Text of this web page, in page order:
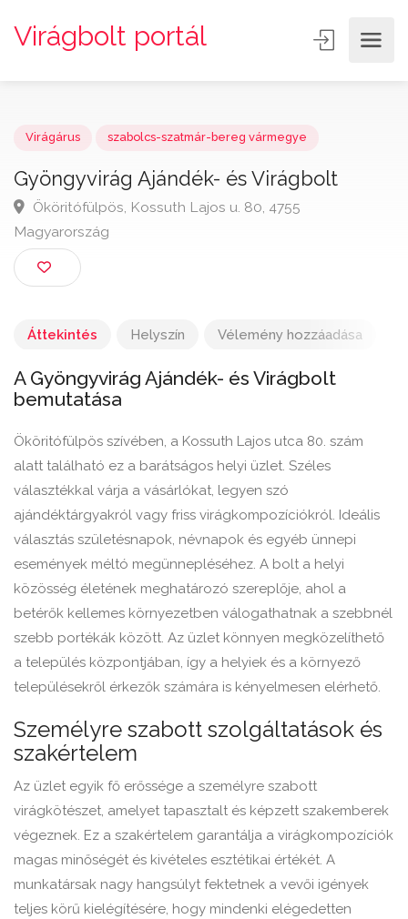
Virágbolt portál
Gyöngyvirág Ajándék- és Virágbolt
Ököritófülpös, Kossuth Lajos u. 80, 4755
Magyarország
Áttekintés Helyszín Vélemény hozzáadása
A Gyöngyvirág Ajándék- és Virágbolt
bemutatása
Ököritófülpös szívében, a Kossuth Lajos utca 80. szám
alatt található ez a barátságos helyi üzlet. Széles
választékkal várja a vásárlókat, legyen szó
ajándéktárgyakról vagy friss virágkompozíciókról. Ideális
választás születésnapok, névnapok és egyéb ünnepi
események méltó megünnepléséhez. A bolt a helyi
közösség életének meghatározó szereplője, ahol a
betérők kellemes környezetben válogathatnak a szebbnél
szebb portékák között. Az üzlet könnyen megközelíthető
a település központjában, így a helyiek és a környező
településekről érkezők számára is kényelmesen elérhető.
Személyre szabott szolgáltatások és
szakértelem
Az üzlet egyik fő erőssége a személyre szabott
virágkötészet, amelyet tapasztalt és képzett szakemberek
végeznek. Ez a szakértelem garantálja a virágkompozíciók
magas minőségét és kivételes esztétikai értékét. A
munkatársak nagy hangsúlyt fektetnek a vevői igények
teljes körű kielégítésére, hogy mindenki elégedetten